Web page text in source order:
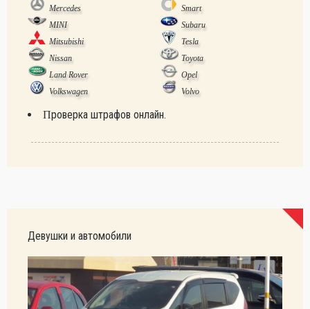
Mercedes
Smart
MINI
Subaru
Mitsubishi
Tesla
Nissan
Toyota
Land Rover
Opel
Volkswagen
Volvo
Проверка штрафов онлайн.
Девушки и автомобили